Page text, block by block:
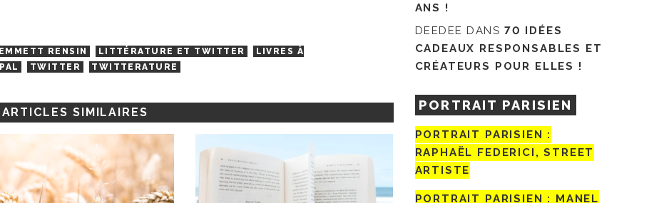
EMMETT RENSIN LITTÉRATURE ET TWITTER
LIVRES À
PAL TWITTER TWITTERATURE
ARTICLES SIMILAIRES
ANS !
DEEDEE DANS 70 IDÉES
CADEAUX RESPONSABLES ET
CRÉATEURS POUR ELLES !
PORTRAIT PARISIEN
PORTRAIT PARISIEN :
RAPHAËL FEDERICI, STREET
ARTISTE
PORTRAIT PARISIEN : MANEL